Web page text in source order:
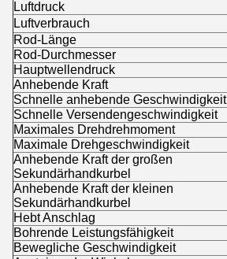
Luftdruck
Luftverbrauch
Rod-Länge
Rod-Durchmesser
Hauptwellendruck
Anhebende Kraft
Schnelle anhebende Geschwindigkeit
Schnelle Versendengeschwindigkeit
Maximales Drehdrehmoment
Maximale Drehgeschwindigkeit
Anhebende Kraft der großen
Sekundärhandkurbel
Anhebende Kraft der kleinen
Sekundärhandkurbel
Hebt Anschlag
Bohrende Leistungsfähigkeit
Bewegliche Geschwindigkeit